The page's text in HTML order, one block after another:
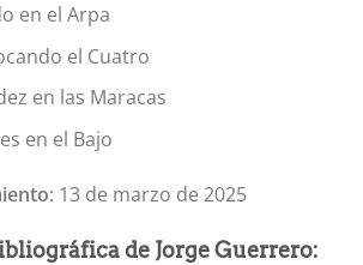
en el Arpa
el Cuatro
en las Maracas
en el Bajo
: 13 de marzo de 2025
de Jorge Guerrero: